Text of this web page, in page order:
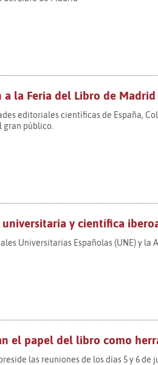
a la Feria del Libro de
editoriales científicas de España,
gran público.
y científica
Universitarias Españolas (UNE) y la
el papel del libro como
las reuniones de los días 5 y 6